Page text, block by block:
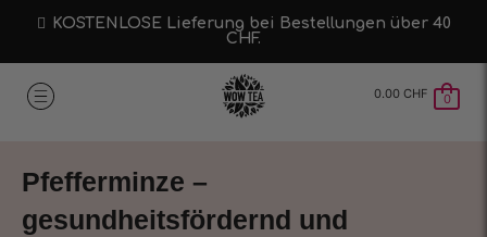
KOSTENLOSE Lieferung bei Bestellungen über 40
CHF.
0.00 CHF 0
Pfefferminze –
gesundheitsfördernd und